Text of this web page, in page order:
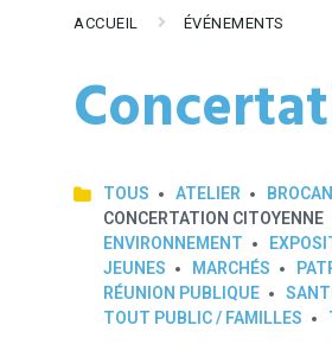
ACCUEIL ÉVÉNEMENTS
TOUS ATELIER
CONCERTATION CITOYENNE
ENVIRONNEMENT
JEUNES
MARCHÉS
RÉUNION PUBLIQUE
TOUT PUBLIC / FAMILLES